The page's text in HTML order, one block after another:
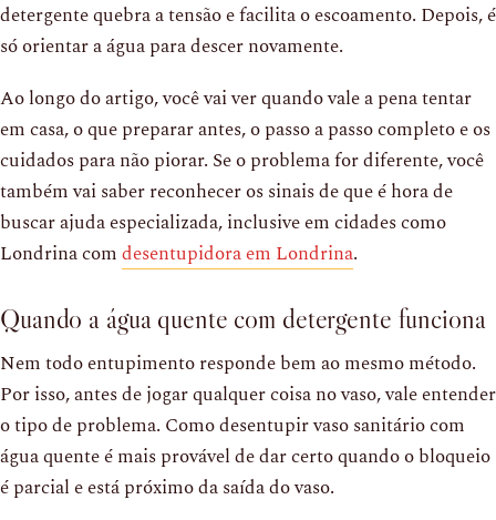
detergente quebra a tensão e facilita o escoamento. Depois, é
só orientar a água para descer novamente.
Ao longo do artigo, você vai ver quando vale a pena tentar
em casa, o que preparar antes, o passo a passo completo e os
cuidados para não piorar. Se o problema for diferente, você
também vai saber reconhecer os sinais de que é hora de
buscar ajuda especializada, inclusive em cidades como
Londrina comdesentupidora em Londrina.
Quando a água quente com detergente funciona
Nem todo entupimento responde bem ao mesmo método.
Por isso, antes de jogar qualquer coisa no vaso, vale entender
o tipo de problema. Como desentupir vaso sanitário com
água quente é mais provável de dar certo quando o bloqueio
é parcial e está próximo da saída do vaso.